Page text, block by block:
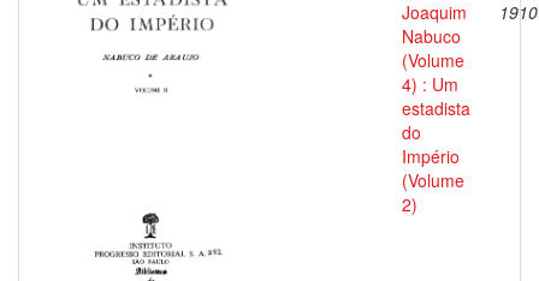
Joaquim
Nabuco
(Volume
4) : Um
estadista
do
Império
(Volume
2)
1910